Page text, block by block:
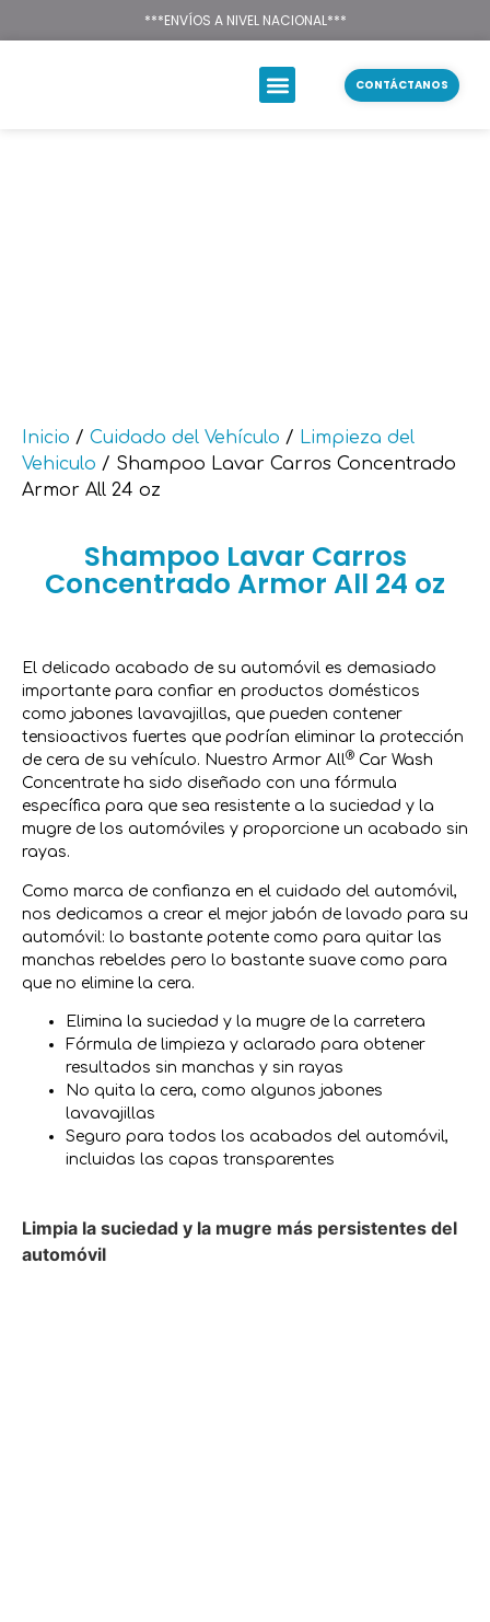
Texsal Venezuela –
***ENVÍOS A NIVEL NACIONAL***
CONTÁCTANOS
Inicio / Cuidado del Vehículo / Limpieza del
Vehiculo / Shampoo Lavar Carros Concentrado
Armor All 24 oz
Shampoo Lavar Carros
Concentrado Armor All 24 oz
El delicado acabado de su automóvil es demasiado
importante para confiar en productos domésticos
como jabones lavavajillas, que pueden contener
tensioactivos fuertes que podrían eliminar la protección
de cera de su vehículo. Nuestro Armor All® Car Wash
Concentrate ha sido diseñado con una fórmula
específica para que sea resistente a la suciedad y la
mugre de los automóviles y proporcione un acabado sin
rayas.
Como marca de confianza en el cuidado del automóvil,
nos dedicamos a crear el mejor jabón de lavado para su
automóvil: lo bastante potente como para quitar las
manchas rebeldes pero lo bastante suave como para
que no elimine la cera.
Elimina la suciedad y la mugre de la carretera
Fórmula de limpieza y aclarado para obtener
resultados sin manchas y sin rayas
No quita la cera, como algunos jabones
lavavajillas
Seguro para todos los acabados del automóvil,
incluidas las capas transparentes
Limpia la suciedad y la mugre más persistentes del
automóvil